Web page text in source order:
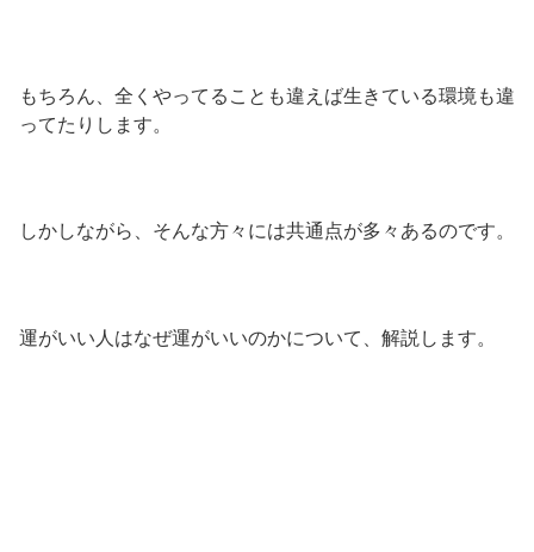
もちろん、全くやってることも違えば生きている環境も違
ってたりします。
しかしながら、そんな方々には共通点が多々あるのです。
運がいい人はなぜ運がいいのかについて、解説します。